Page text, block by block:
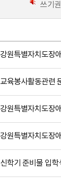
쓰기
강원특별자치도장
교육봉사활동관련
강원특별자치도장
강원특별자치도장
신학기 준비물 입